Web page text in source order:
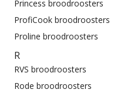
Princess broodroosters
ProfiCook broodroosters
Proline broodroosters
R
RVS broodroosters
Rode broodroosters